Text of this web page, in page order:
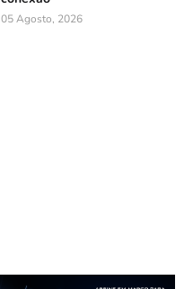
05 Agosto, 2026